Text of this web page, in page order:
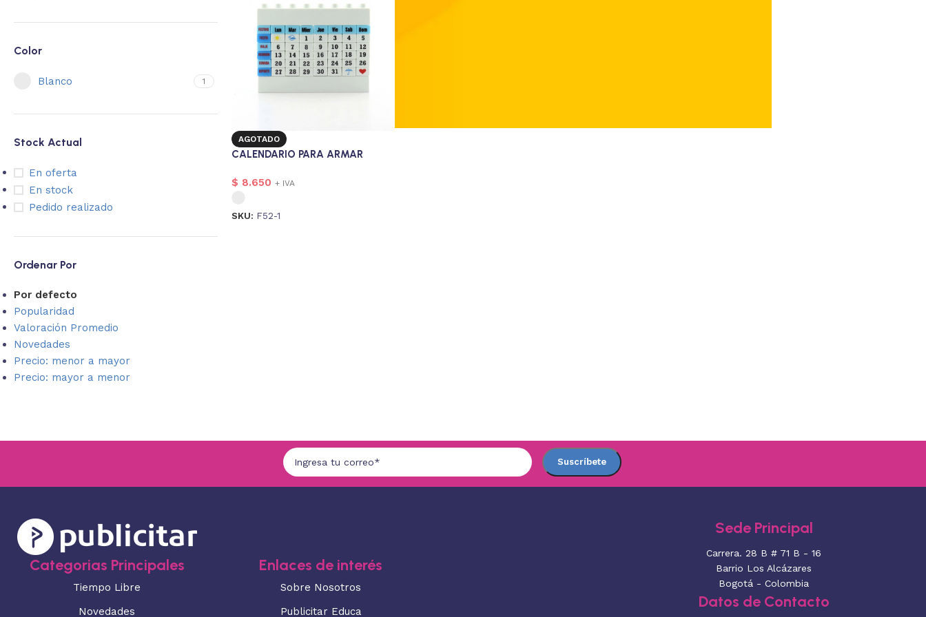
Color
Blanco 1
Stock Actual
En oferta
En stock
Pedido realizado
Ordenar Por
Por defecto
Popularidad
Valoración Promedio
Novedades
Precio: menor a mayor
Precio: mayor a menor
AGOTADO
CALENDARIO PARA ARMAR
$ 8.650 + IVA
SKU: F52-1
Categorias Principales
Tiempo Libre
Novedades
Enlaces de interés
Sobre Nosotros
Publicitar Educa
Sede Principal
Carrera. 28 B # 71 B - 16
Barrio Los Alcázares
Bogotá - Colombia
Datos de Contacto